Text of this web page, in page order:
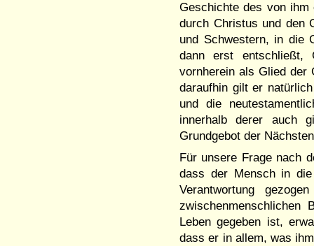
Geschichte des von ihm
durch Christus und den
und Schwestern, in die
dann erst entschließt,
vornherein als Glied der
daraufhin gilt er
und die
innerhalb derer auch
Grundgebot der
Für unsere Frage nach
dass der Mensch in
Verantwortung
Leben gegeben ist,
dass er in allem, was